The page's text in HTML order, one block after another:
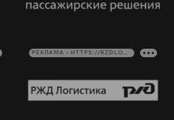
РЕКЛАМА • HTTPS://RZDLOG.RU/